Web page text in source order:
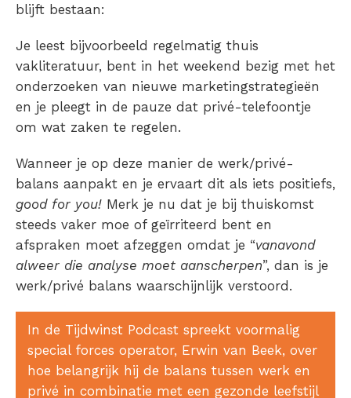
blijft bestaan:
Je leest bijvoorbeeld regelmatig thuis
vakliteratuur, bent in het weekend bezig met het
onderzoeken van nieuwe marketingstrategieën
en je pleegt in de pauze dat privé-telefoontje
om wat zaken te regelen.
Wanneer je op deze manier de werk/privé-
balans aanpakt en je ervaart dit als iets positiefs,
good for you! Merk je nu dat je bij thuiskomst
steeds vaker moe of geïrriteerd bent en
afspraken moet afzeggen omdat je “vanavond
alweer die analyse moet aanscherpen”, dan is je
werk/privé balans waarschijnlijk verstoord.
In de Tijdwinst Podcast spreekt voormalig
special forces operator, Erwin van Beek, over
hoe belangrijk hij de balans tussen werk en
privé in combinatie met een gezonde leefstijl